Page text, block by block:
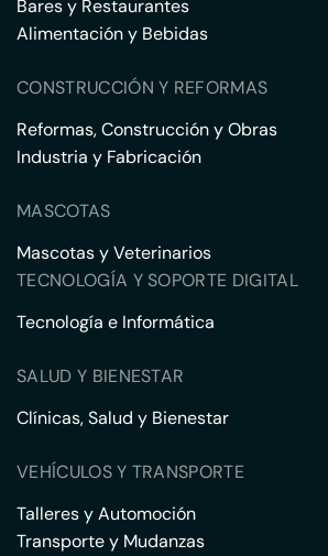
Bares y Restaurantes
Alimentación y Bebidas
CONSTRUCCIÓN Y REFORMAS
Reformas, Construcción y Obras
Industria y Fabricación
MASCOTAS
Mascotas y Veterinarios
TECNOLOGÍA Y SOPORTE DIGITAL
Tecnología e Informática
SALUD Y BIENESTAR
Clínicas, Salud y Bienestar
VEHÍCULOS Y TRANSPORTE
Talleres y Automoción
Transporte y Mudanzas